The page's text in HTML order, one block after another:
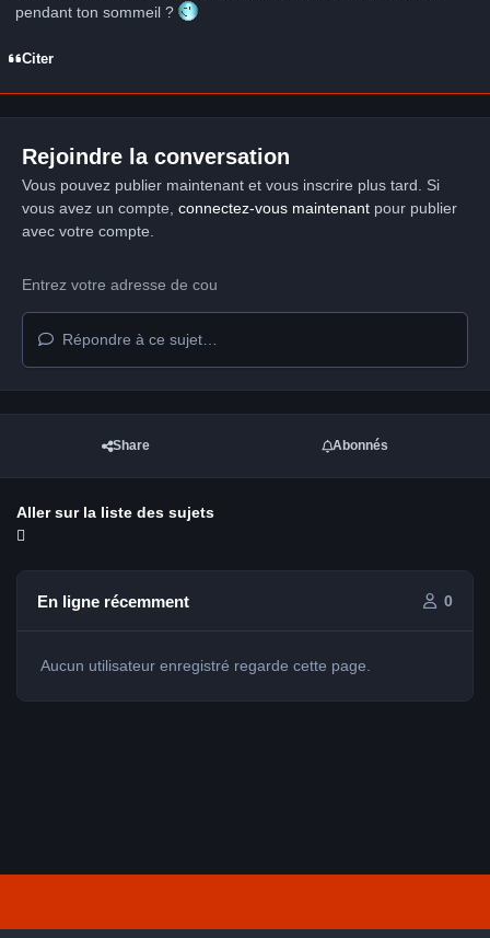
pendant ton sommeil ?
Citer
Rejoindre la conversation
Vous pouvez publier maintenant et vous inscrire plus tard. Si
vous avez un compte, connectez-vous maintenantpour publier
avec votre compte.
Répondre à ce sujet…
Share Abonnés
Aller sur la liste des sujets
En ligne récemment 0
Aucun utilisateur enregistré regarde cette page.